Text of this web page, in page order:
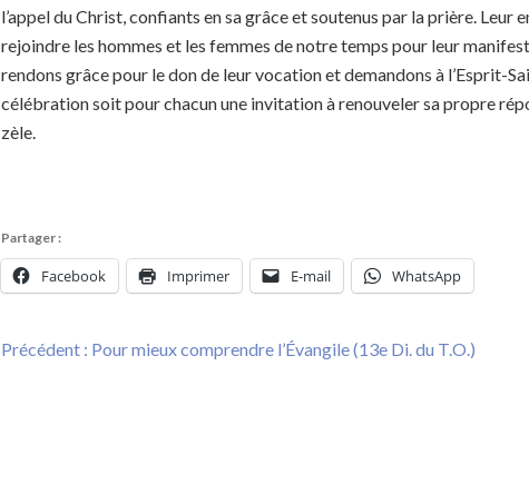
l’appel du Christ, confiants en sa grâce et soutenus par la prière. Leur
rejoindre les hommes et les femmes de notre temps pour leur
rendons grâce pour le don de leur vocation et demandons à l’Esprit-
célébration soit pour chacun une invitation à renouveler sa propre
zèle.
Partager :
Facebook Imprimer E-mail WhatsApp
Navigation
de
Précédent : Previous
Pour mieux comprendre l’Évangile (13e Di. du T.O.)